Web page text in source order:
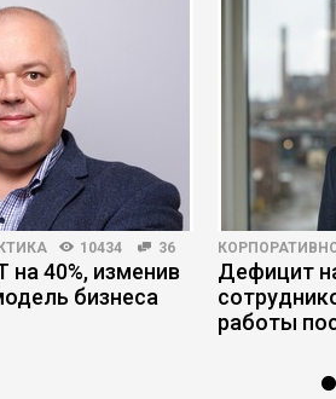
10434 36
40%, изменив
бизнеса
Дефицит
работы